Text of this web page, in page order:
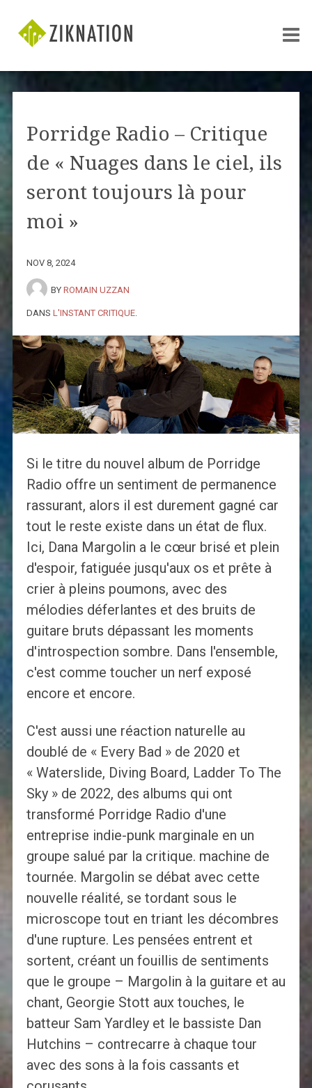
Porridge Radio – Critique
de « Nuages ​​dans le ciel, ils
seront toujours là pour
moi »
NOV 8, 2024
BY ROMAIN UZZAN
DANS L'INSTANT CRITIQUE.
Si le titre du nouvel album de Porridge
Radio offre un sentiment de permanence
rassurant, alors il est durement gagné car
tout le reste existe dans un état de flux.
Ici, Dana Margolin a le cœur brisé et plein
d'espoir, fatiguée jusqu'aux os et prête à
crier à pleins poumons, avec des
mélodies déferlantes et des bruits de
guitare bruts dépassant les moments
d'introspection sombre. Dans l'ensemble,
c'est comme toucher un nerf exposé
encore et encore.
C'est aussi une réaction naturelle au
doublé de « Every Bad » de 2020 et
« Waterslide, Diving Board, Ladder To The
Sky » de 2022, des albums qui ont
transformé Porridge Radio d'une
entreprise indie-punk marginale en un
groupe salué par la critique. machine de
tournée. Margolin se débat avec cette
nouvelle réalité, se tordant sous le
microscope tout en triant les décombres
d'une rupture. Les pensées entrent et
sortent, créant un fouillis de sentiments
que le groupe – Margolin à la guitare et au
chant, Georgie Stott aux touches, le
batteur Sam Yardley et le bassiste Dan
Hutchins – contrecarre à chaque tour
avec des sons à la fois cassants et